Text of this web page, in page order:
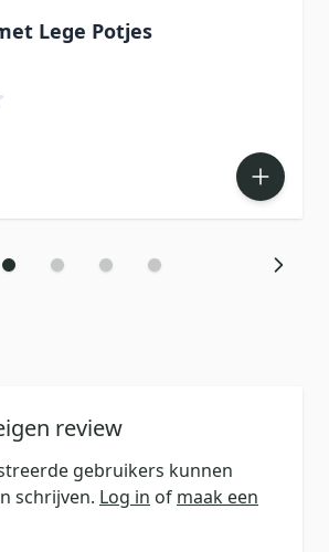
Lege Potjes
review
gebruikers kunnen
schrijven. Log in of maak een